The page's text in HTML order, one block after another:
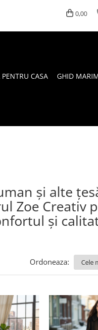
0,00
CASA GHID
și alte
Zoe Creativ
și
Ordoneaza: